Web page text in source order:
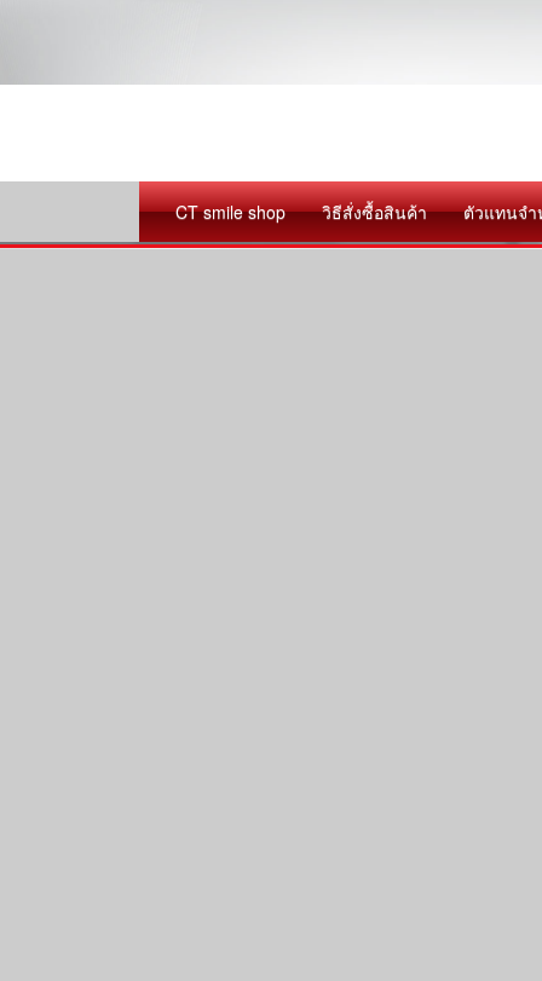
CT smile shop วิธีสั่งซื้อสินค้า ตัวแทนจ